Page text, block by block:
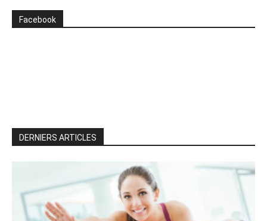
Facebook
DERNIERS ARTICLES